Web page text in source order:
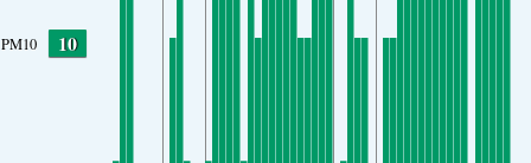
PM10 10